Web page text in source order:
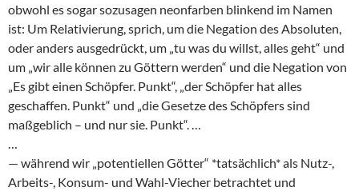
obwohl es sogar sozusagen neonfarben blinkend im Namen
ist: Um Relativierung, sprich, um die Negation des Absoluten,
oder anders ausgedrückt, um „tu was du willst, alles geht“ und
um „wir alle können zu Göttern werden“ und die Negation von
„Es gibt einen Schöpfer. Punkt“, „der Schöpfer hat alles
geschaffen. Punkt“ und „die Gesetze des Schöpfers sind
maßgeblich – und nur sie. Punkt“. …
…
— während wir „potentiellen Götter“ *tatsächlich* als Nutz-,
Arbeits-, Konsum- und Wahl-Viecher betrachtet und